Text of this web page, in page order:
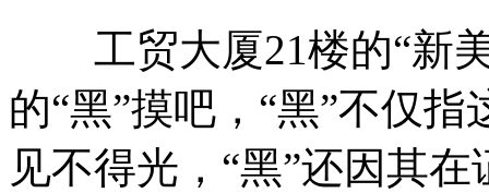
工贸大厦21楼的“新美
的“黑”摸吧，“黑”不仅
见不得光，“黑”还因其